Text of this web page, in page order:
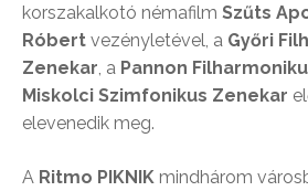
korszakalkotó némafilm Szűts
Róbert vezényletével, a Győri
Zenekar , a Pannon
Miskolci Szimfonikus Zenekar
elevenedik meg.
A Ritmo PIKNIK mindhárom